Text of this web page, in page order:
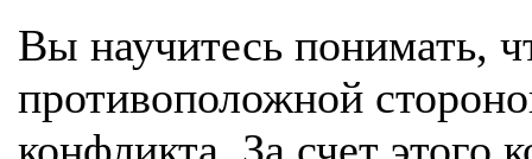
Вы научитесь понимать,
противоположной